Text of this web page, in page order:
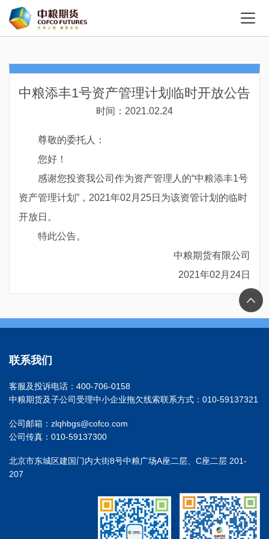
中粮添丰1号资产管理计划临时开放公告
时间：2021.02.24
尊敬的委托人：
您好！
感谢您投资我公司作为资产管理人的“中粮添丰1号
资产管理计划”，2021年02月25日为该资管计划的临时
开放日。
特此公告。
中粮期货有限公司
2021年02月24日
联系我们
客服及投诉电话：400-706-0158
中粮期货及子公司受理中小企业拖欠线索联系方式：010-59137321
公司邮箱：zlqhbgs@cofco.com
公司传真：010-59137300
北京市东城区建国门内大街8号中粮广场A座二层、C座二层 201-
207